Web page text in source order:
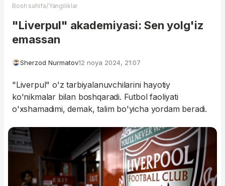
Bosh sahifa/Yangiliklar
"Liverpul" akademiyasi: Sen yolg'iz
emassan
Sherzod Nurmatov12 noya 2024, 21:07
"Liverpul" o'z tarbiyalanuvchilarini hayotiy
ko'nikmalar bilan boshqaradi. Futbol faoliyati
o'xshamadimi, demak, talim bo'yicha yordam beradi.